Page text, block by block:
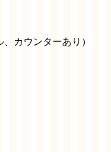
カウンターあり）